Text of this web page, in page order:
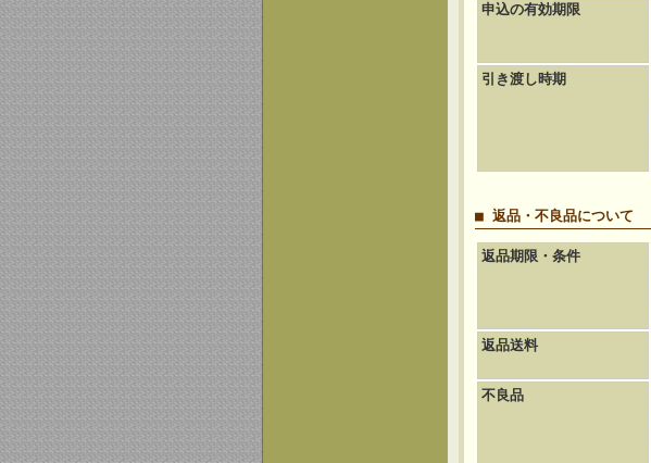
申込の有効期限
引き渡し時期
■ 返品・不良品について
返品期限・条件
返品送料
不良品